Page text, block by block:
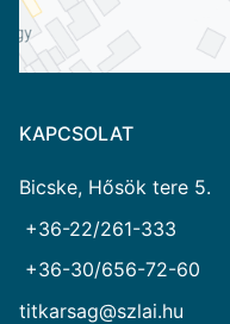
KAPCSOLAT
Bicske, Hősök tere 5.
+36-22/261-333
+36-30/656-72-60
titkarsag@szlai.hu